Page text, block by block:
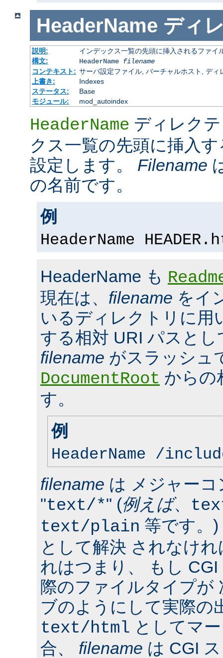
HeaderName ディ
説明:
インデックス一覧の先頭に挿入されるファイ
構文:
HeaderName filename
コンテキスト: サーバ設定ファイル, バーチャルホスト, ディ
上書き:
Indexes
ステータス:
Base
モジュール:
mod_autoindex
HeaderName ディレク
クス一覧の先頭に挿入
設定します。 Filename
の名前です。
例
HeaderName
HeaderName も
現在は、 filename をイ
いるディレクトリに用
する相対 URI パスと
filename がスラッシュ
DocumentRoot からの
す。
例
HeaderName /
filename は メジャー
"text/*" (例えば、
text/plain 等です。
として解決 されなけ
れはつまり、 もし
際のファイルタイプが
ブのようにして実際の
text/html としてマ
合、 filename は CGI